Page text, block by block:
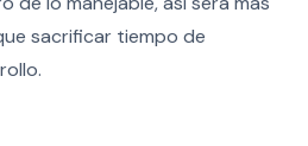
sacrificar tiempo de